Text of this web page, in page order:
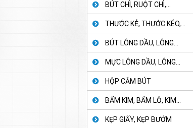
BÚT CHÌ, RUỘT CHÌ,...
THƯỚC KẺ, THƯỚC KÉO,...
BÚT LÔNG DẦU, LÔNG...
MỰC LÔNG DẦU, LÔNG...
HỘP CẮM BÚT
BẤM KIM, BẤM LỖ, KIM...
KẸP GIẤY, KẸP BƯỚM